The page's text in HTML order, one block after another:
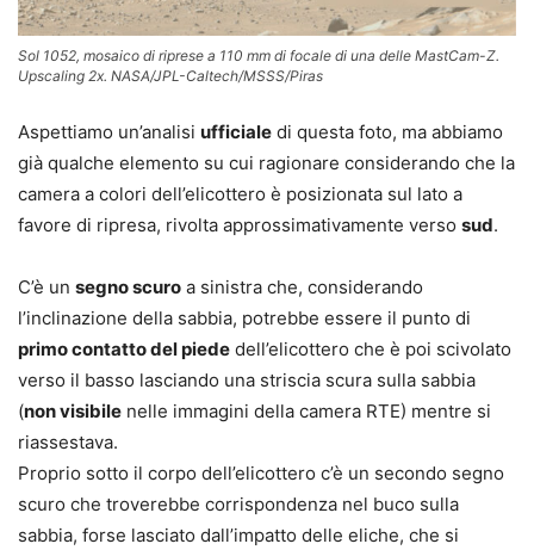
Sol 1052, mosaico di riprese a 110 mm di focale di una delle MastCam-Z.
Upscaling 2x. NASA/JPL-Caltech/MSSS/Piras
Aspettiamo un’analisi ufficiale di questa foto, ma abbiamo
già qualche elemento su cui ragionare considerando che la
camera a colori dell’elicottero è posizionata sul lato a
favore di ripresa, rivolta approssimativamente verso sud.
C’è un segno scuro a sinistra che, considerando
l’inclinazione della sabbia, potrebbe essere il punto di
primo contatto del piede dell’elicottero che è poi scivolato
verso il basso lasciando una striscia scura sulla sabbia
(non visibile nelle immagini della camera RTE) mentre si
riassestava.
Proprio sotto il corpo dell’elicottero c’è un secondo segno
scuro che troverebbe corrispondenza nel buco sulla
sabbia, forse lasciato dall’impatto delle eliche, che si